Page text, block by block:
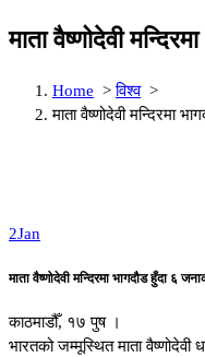
माता वैष्णोदेवी
Home >विश्व>
माता वैष्णोदेवी मन्दिरमा
2Jan
माता वैष्णोदेवी मन्दिरमा भागदौड हुँदा ६
काठमाडौँ, १७ पुष ।
भारतको जम्मूस्थित माता